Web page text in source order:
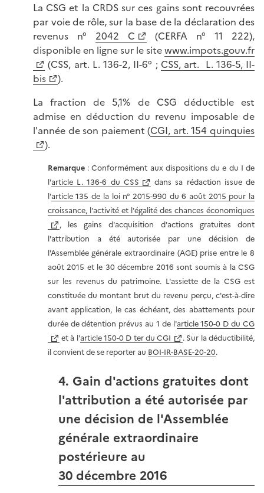
La CSG et la CRDS sur ces gains sont recouvrées
par voie de rôle, sur la base de la déclaration des
revenus n° 2042 C
(CERFA n° 11 222),
disponible en ligne sur le sitewww.impots.gouv.fr
(CSS, art. L. 136-2, II-6° ; CSS, art. L. 136-5, II-
bis
).
La fraction de 5,1% de CSG déductible est
admise en déduction du revenu imposable de
l'année de son paiement (CGI, art. 154 quinquies
).
Remarque : Conformément aux dispositions du e du I de
l'article L. 136-6 du CSS
dans sa rédaction issue de
l'article 135 de la loi n° 2015-990 du 6 août 2015 pour la
croissance, l'activité et l'égalité des chances économiques
, les gains d'acquisition d'actions gratuites dont
l'attribution a été autorisée par une décision de
l'Assemblée générale extraordinaire (AGE) prise entre le 8
août 2015 et le 30 décembre 2016 sont soumis à la CSG
sur les revenus du patrimoine. L'assiette de la CSG est
constituée du montant brut du revenu perçu, c'est-à-dire
avant application, le cas échéant, des abattements pour
durée de détention prévus au 1 de l'article 150-0 D du CG
et à l'article 150-0 D ter du CGI
. Sur la déductibilité,
il convient de se reporter au BOI-IR-BASE-20-20.
4. Gain d'actions gratuites dont
l'attribution a été autorisée par
une décision de l'Assemblée
générale extraordinaire
postérieure au
30 décembre 2016